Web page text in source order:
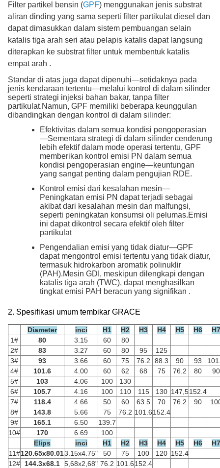
Filter partikel bensin (GPF) menggunakan jenis substrat
aliran dinding yang sama seperti filter partikulat diesel dan
dapat dimasukkan dalam sistem pembuangan selain
katalis tiga arah seri atau pelapis katalis dapat langsung
diterapkan ke substrat filter untuk membentuk katalis
empat arah .
Standar di atas juga dapat dipenuhi—setidaknya pada
jenis kendaraan tertentu—melalui kontrol di dalam silinder
seperti strategi injeksi bahan bakar, tanpa filter
partikulat.Namun, GPF memiliki beberapa keunggulan
dibandingkan dengan kontrol di dalam silinder:
Efektivitas dalam semua kondisi pengoperasian
—Sementara strategi di dalam silinder cenderung
lebih efektif dalam mode operasi tertentu, GPF
memberikan kontrol emisi PN dalam semua
kondisi pengoperasian engine—keuntungan
yang sangat penting dalam pengujian RDE.
Kontrol emisi dari kesalahan mesin—
Peningkatan emisi PN dapat terjadi sebagai
akibat dari kesalahan mesin dan malfungsi,
seperti peningkatan konsumsi oli pelumas.Emisi
ini dapat dikontrol secara efektif oleh filter
partikulat
Pengendalian emisi yang tidak diatur—GPF
dapat mengontrol emisi tertentu yang tidak diatur,
termasuk hidrokarbon aromatik polinuklir
(PAH).Mesin GDI, meskipun dilengkapi dengan
katalis tiga arah (TWC), dapat menghasilkan
tingkat emisi PAH beracun yang signifikan .​
2. Spesifikasi umum tembikar GRACE
Diameter inci H1 H2 H3 H4 H5 H6
H7
1#
80 3.15 60
80
2#
83 3.27 60 80 95
125
3#
93 3.66 60 75 76.2 88.3 90 93
4#
101.6 4.00 60 62 68 75 76.2 80
90
5#
103 4.06 100
130
6#
105.7 4.16 100 110 115 130 147,5152.4
7#
118.4 4.66 50 60 63.5 70 76.2 90
8#
143.8 5.66 75 76.2 101.6152.4
9#
165.1 6.50
139.7
10#
170 6.69
100
Elips
inci H1 H2 H3 H4 H5 H6
H7
11#120.65x80.013.15x4.75" 50 75 100 120 152.4
12#
144.3x68.1 5,68x2,68" 76.2 101.6152.4